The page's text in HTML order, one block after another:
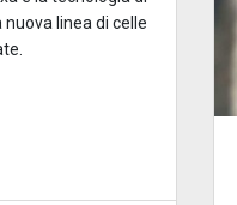
nuova linea di celle